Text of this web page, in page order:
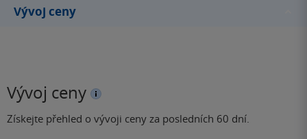
Vývoj ceny
Vývoj ceny
Získejte přehled o vývoji ceny za posledních 60 dní.